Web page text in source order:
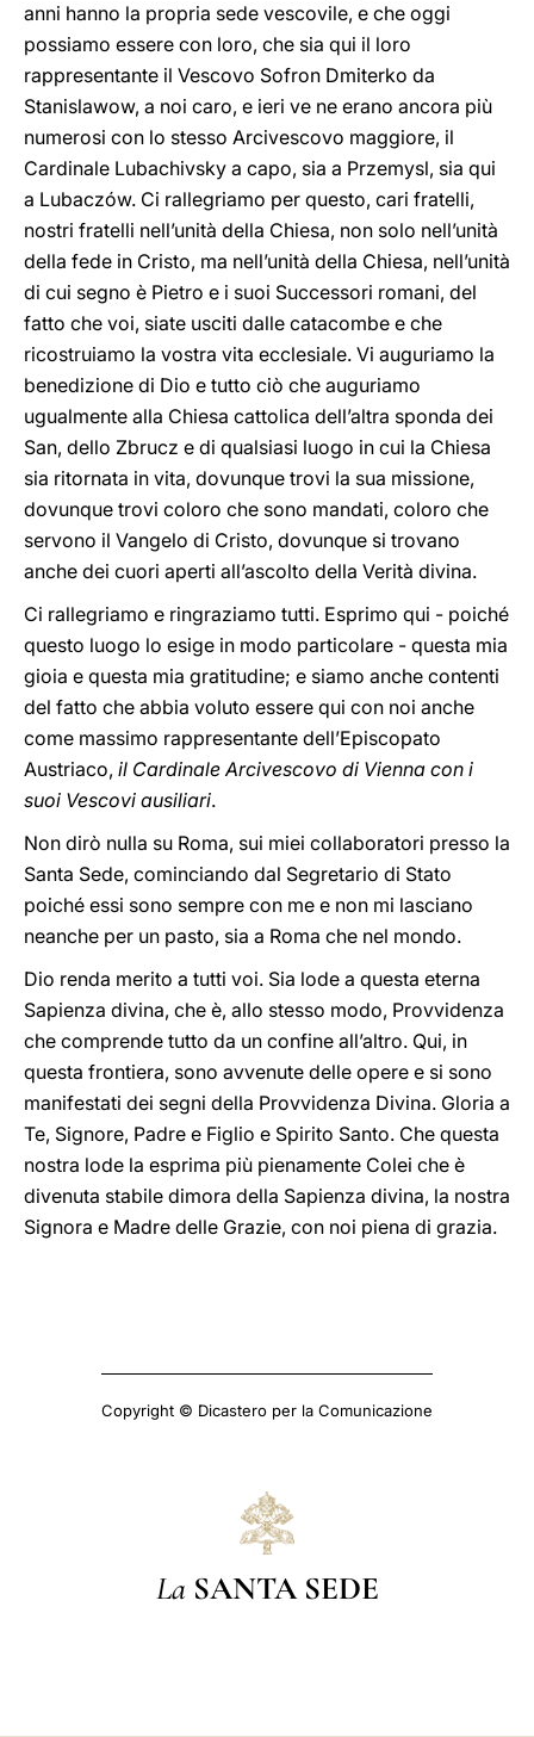
anni hanno la propria sede vescovile, e che oggi
possiamo essere con loro, che sia qui il loro
rappresentante il Vescovo Sofron Dmiterko da
Stanislawow, a noi caro, e ieri ve ne erano ancora più
numerosi con lo stesso Arcivescovo maggiore, il
Cardinale Lubachivsky a capo, sia a Przemysl, sia qui
a Lubaczów. Ci rallegriamo per questo, cari fratelli,
nostri fratelli nell’unità della Chiesa, non solo nell’unità
della fede in Cristo, ma nell’unità della Chiesa, nell’unità
di cui segno è Pietro e i suoi Successori romani, del
fatto che voi, siate usciti dalle catacombe e che
ricostruiamo la vostra vita ecclesiale. Vi auguriamo la
benedizione di Dio e tutto ciò che auguriamo
ugualmente alla Chiesa cattolica dell’altra sponda dei
San, dello Zbrucz e di qualsiasi luogo in cui la Chiesa
sia ritornata in vita, dovunque trovi la sua missione,
dovunque trovi coloro che sono mandati, coloro che
servono il Vangelo di Cristo, dovunque si trovano
anche dei cuori aperti all’ascolto della Verità divina.
Ci rallegriamo e ringraziamo tutti. Esprimo qui - poiché
questo luogo lo esige in modo particolare - questa mia
gioia e questa mia gratitudine; e siamo anche contenti
del fatto che abbia voluto essere qui con noi anche
come massimo rappresentante dell’Episcopato
Austriaco, il Cardinale Arcivescovo di Vienna con i
suoi Vescovi ausiliari.
Non dirò nulla su Roma, sui miei collaboratori presso la
Santa Sede, cominciando dal Segretario di Stato
poiché essi sono sempre con me e non mi lasciano
neanche per un pasto, sia a Roma che nel mondo.
Dio renda merito a tutti voi. Sia lode a questa eterna
Sapienza divina, che è, allo stesso modo, Provvidenza
che comprende tutto da un confine all’altro. Qui, in
questa frontiera, sono avvenute delle opere e si sono
manifestati dei segni della Provvidenza Divina. Gloria a
Te, Signore, Padre e Figlio e Spirito Santo. Che questa
nostra lode la esprima più pienamente Colei che è
divenuta stabile dimora della Sapienza divina, la nostra
Signora e Madre delle Grazie, con noi piena di grazia.
Copyright © Dicastero per la Comunicazione
La SANTA SEDE